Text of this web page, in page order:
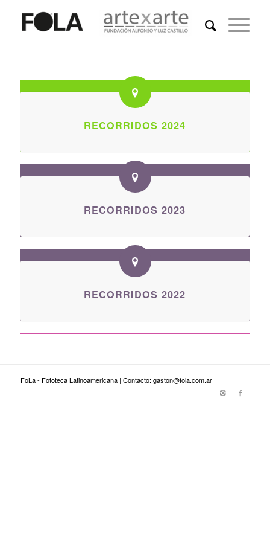
RECORRIDOS 2024
RECORRIDOS 2023
RECORRIDOS 2022
FoLa - Fototeca Latinoamericana | Contacto: gaston@fola.com.ar